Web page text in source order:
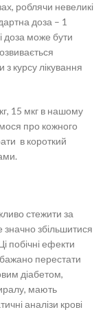
роблячи невеликі
доза – 1
доза може бути
курсу лікування
15 мкг в нашому
про кожного
в короткий
стежити за
значно збільшитися
побічні ефекти
перестати
діабетом,
мають
аналізи крові